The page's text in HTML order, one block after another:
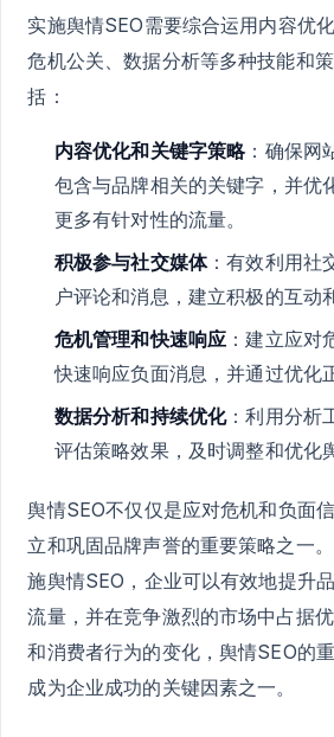
实施舆情SEO需要综合运用内容优
危机公关、数据分析等多种技能和
括：
内容优化和关键字策略：确保网
包含与品牌相关的关键字，并优
更多有针对性的流量。
积极参与社交媒体：有效利用社
户评论和消息，建立积极的互动
危机管理和快速响应 ：建立应对
快速响应负面消息，并通过优化
数据分析和持续优化：利用分析
评估策略效果，及时调整和优化
舆情SEO不仅仅是应对危机和负面
立和巩固品牌声誉的重要策略之一
施舆情SEO，企业可以有效地提升
流量，并在竞争激烈的市场中占据
和消费者行为的变化，舆情SEO的
成为企业成功的关键因素之一。